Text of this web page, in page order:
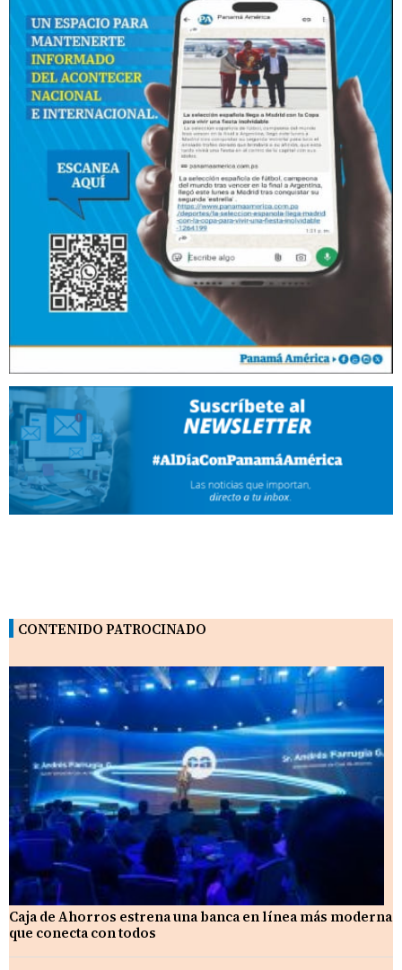
CONTENIDO PATROCINADO
Caja de Ahorros estrena una banca en línea más moderna
que conecta con todos